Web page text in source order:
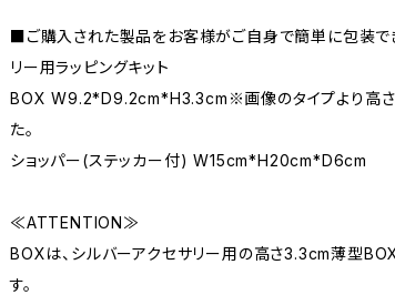
■ご購入された製品をお客様がご自身で簡単に包装で
リー用ラッピングキット
BOX W9.2*D9.2cm*H3.3cm※画像のタイプより高さ
た。
ショッパー(ステッカー付) W15cm*H20cm*D6cm
≪ATTENTION≫
BOXは、シルバーアクセサリー用の高さ3.3cm薄型
す。